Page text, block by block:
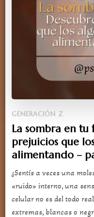
GENERACIÓN Z
La sombra en tu
prejuicios que
alimentando –
¿Sentís a veces una
«ruido» interno, una
celular no es del todo
extremas, blancas o